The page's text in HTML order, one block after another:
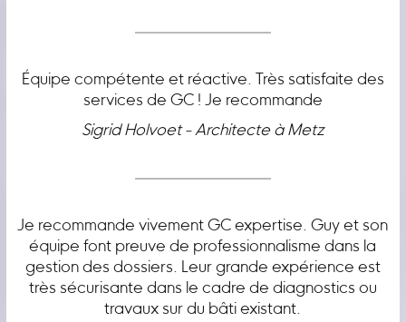
Équipe compétente et réactive. Très satisfaite des
services de GC ! Je recommande
Sigrid Holvoet - Architecte à Metz
Je recommande vivement GC expertise. Guy et son
équipe font preuve de professionnalisme dans la
gestion des dossiers. Leur grande expérience est
très sécurisante dans le cadre de diagnostics ou
travaux sur du bâti existant.